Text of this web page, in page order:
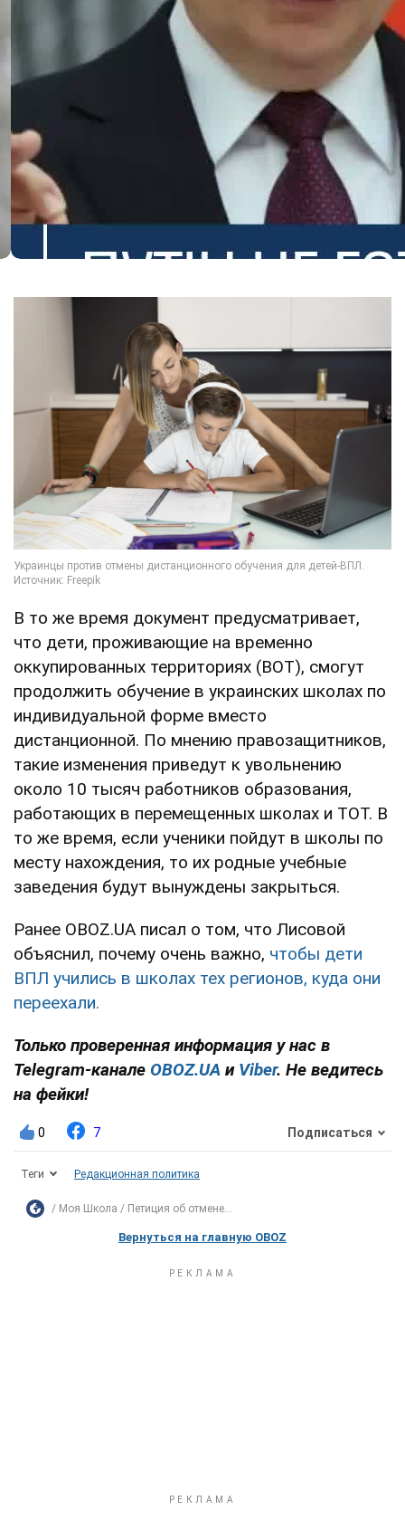
В то же время документ предусматривает,
что дети, проживающие на временно
оккупированных территориях (ВОТ), смогут
продолжить обучение в украинских школах по
индивидуальной форме вместо
дистанционной. По мнению правозащитников,
такие изменения приведут к увольнению
около 10 тысяч работников образования,
работающих в перемещенных школах и ТОТ. В
то же время, если ученики пойдут в школы по
месту нахождения, то их родные учебные
заведения будут вынуждены закрыться.
Ранее OBOZ.UA писал о том, что Лисовой
объяснил, почему очень важно, чтобы дети
ВПЛ учились в школах тех регионов, куда они
переехали.
Только проверенная информация у нас в
Telegram-канале OBOZ.UA и Viber. Не ведитесь
на фейки!
0 7 Подписаться
Теги Редакционная политика
Моя Школа Петиция об отмене...
Вернуться на главную OBOZ